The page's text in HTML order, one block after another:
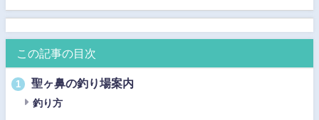
この記事の目次
1 聖ヶ鼻の釣り場案内
釣り方